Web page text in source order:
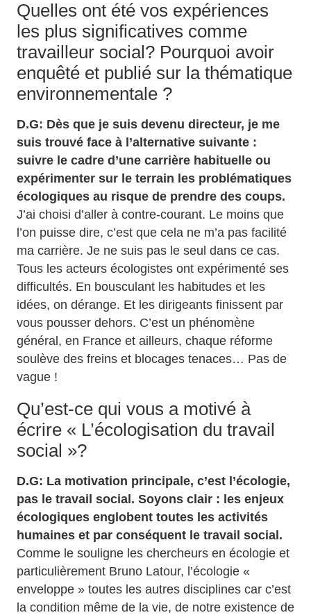
Quelles ont été vos expériences
les plus significatives comme
travailleur social? Pourquoi avoir
enquêté et publié sur la thématique
environnementale ?
D.G: Dès que je suis devenu directeur, je me
suis trouvé face à l’alternative suivante :
suivre le cadre d’une carrière habituelle ou
expérimenter sur le terrain les problématiques
écologiques au risque de prendre des coups.
J’ai choisi d’aller à contre-courant. Le moins que
l’on puisse dire, c’est que cela ne m’a pas facilité
ma carrière. Je ne suis pas le seul dans ce cas.
Tous les acteurs écologistes ont expérimenté ses
difficultés. En bousculant les habitudes et les
idées, on dérange. Et les dirigeants finissent par
vous pousser dehors. C’est un phénomène
général, en France et ailleurs, chaque réforme
soulève des freins et blocages tenaces… Pas de
vague !
Qu’est-ce qui vous a motivé à
écrire « L’écologisation du travail
social »?
D.G: La motivation principale, c’est l’écologie,
pas le travail social. Soyons clair : les enjeux
écologiques englobent toutes les activités
humaines et par conséquent le travail social.
Comme le souligne les chercheurs en écologie et
particulièrement Bruno Latour, l’écologie «
enveloppe » toutes les autres disciplines car c’est
la condition même de la vie, de notre existence de